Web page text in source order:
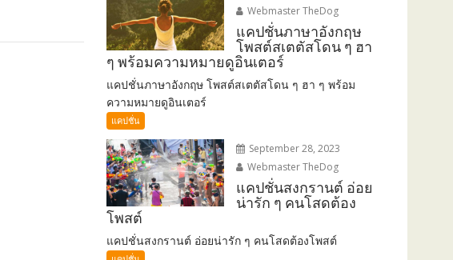
Webmaster TheDog
แคปชั่นภาษาอังกฤษ
โพสต์สเตตัสโดน ๆ ฮา
ๆ พร้อมความหมายดูอินเตอร์
แคปชั่นภาษาอังกฤษ โพสต์สเตตัสโดน ๆ ฮา ๆ พร้อม
ความหมายดูอินเตอร์
แคปชั่น
September 28, 2023
Webmaster TheDog
แคปชั่นสงกรานต์ อ่อย
น่ารัก ๆ คนโสดต้อง
โพสต์
แคปชั่นสงกรานต์ อ่อยน่ารัก ๆ คนโสดต้องโพสต์